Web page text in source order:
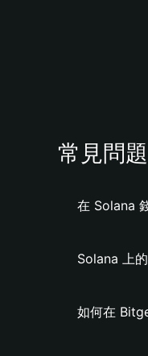
常見問題
在 Solana
Solana 上
如何在